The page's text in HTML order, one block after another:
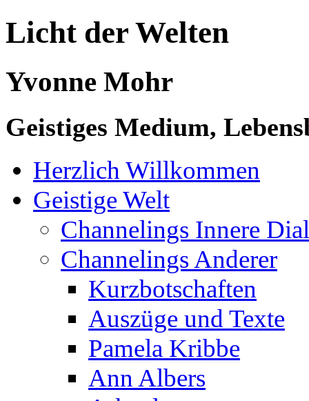
Licht der Welten
Yvonne Mohr
Geistiges Medium,
Herzlich Willkommen
Geistige Welt
Channelings Innere
Channelings Anderer
Kurzbotschaften
Auszüge und Texte
Pamela Kribbe
Ann Albers